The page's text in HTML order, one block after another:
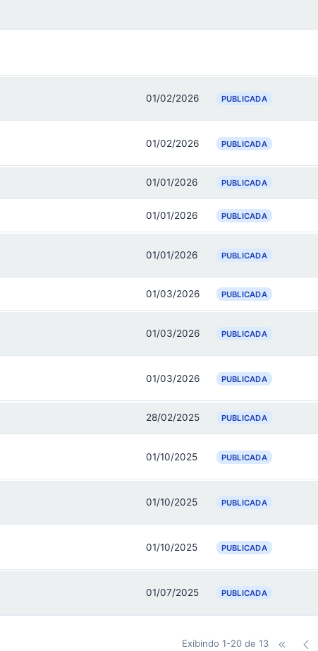
01/02/2026 PUBLICADA
01/02/2026 PUBLICADA
01/01/2026 PUBLICADA
01/01/2026 PUBLICADA
01/01/2026 PUBLICADA
01/03/2026 PUBLICADA
01/03/2026 PUBLICADA
01/03/2026 PUBLICADA
28/02/2025 PUBLICADA
01/10/2025 PUBLICADA
01/10/2025 PUBLICADA
01/10/2025 PUBLICADA
01/07/2025 PUBLICADA
Exibindo 1-20 de 13